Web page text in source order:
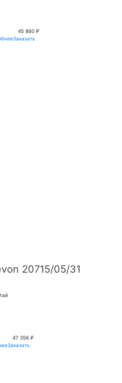
45 860 ₽
Заказать
20715/05/31
47 356 ₽
Заказать